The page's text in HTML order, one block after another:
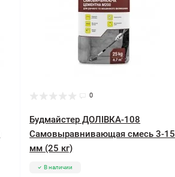
0
Будмайстер ДОЛІВКА-108
Самовыравнивающая смесь 3-15
мм (25 кг)
В наличии